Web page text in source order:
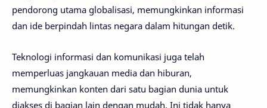
pendorong utama globalisasi, memungkinkan informasi
dan ide berpindah lintas negara dalam hitungan detik.
Teknologi informasi dan komunikasi juga telah
memperluas jangkauan media dan hiburan,
memungkinkan konten dari satu bagian dunia untuk
diakses di bagian lain dengan mudah. Ini tidak hanya